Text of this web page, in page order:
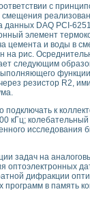
управления
режимах
и ФЧХ активных
с применением
выборок
каналов
на базе
джиттера и
с
смещения
данных DAQ PCI-
элемент
цемента и воды в
на рис.
следующим
резистор R2,
к
кГц;
задач на
оптоэлектронных
дифракции
программ в память